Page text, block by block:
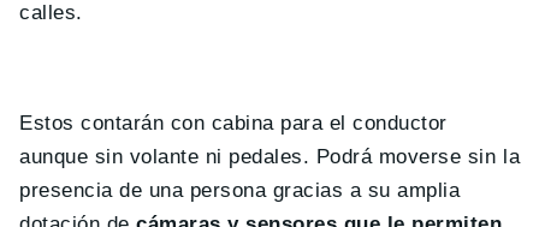
calles.
Estos contarán con cabina para el conductor
aunque sin volante ni pedales. Podrá moverse sin la
presencia de una persona gracias a su amplia